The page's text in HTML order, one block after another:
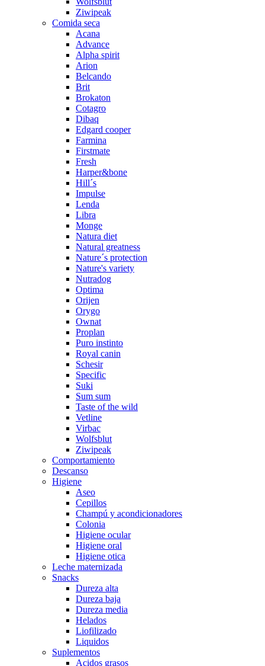
Ziwipeak
Comida seca
Acana
Advance
Alpha spirit
Arion
Belcando
Brit
Brokaton
Cotagro
Dibaq
Edgard cooper
Farmina
Firstmate
Fresh
Harper&bone
Hill´s
Impulse
Lenda
Libra
Monge
Natura diet
Natural greatness
Nature´s protection
Nature's variety
Nutradog
Optima
Orijen
Orygo
Ownat
Proplan
Puro instinto
Royal canin
Schesir
Specific
Suki
Sum sum
Taste of the wild
Vetline
Virbac
Wolfsblut
Ziwipeak
Comportamiento
Descanso
Higiene
Aseo
Cepillos
Champú y acondicionadores
Colonia
Higiene ocular
Higiene oral
Higiene otica
Leche maternizada
Snacks
Dureza alta
Dureza baja
Dureza media
Helados
Liofilizado
Liquidos
Suplementos
Acidos grasos